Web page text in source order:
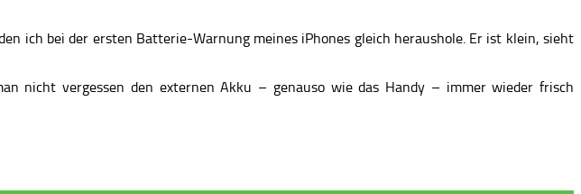
ich bei der ersten Batterie-Warnung meines iPhones gleich heraushole. Er ist klein, sieht
nicht vergessen den externen Akku – genauso wie das Handy – immer wieder frisch